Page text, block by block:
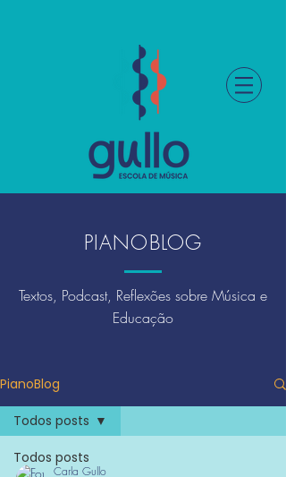
PIANOBLOG
Textos, Podcast, Reflexões sobre Música e
Educação
PianoBlog
Todos posts
Todos posts
Carla Gullo